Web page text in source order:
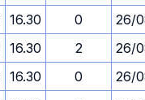
16.30 0
26/
16.30 2
26/
16.30 0
26/